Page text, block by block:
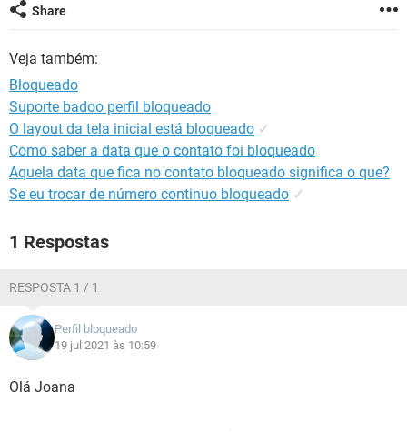
Share
Veja também:
Bloqueado
Suporte badoo perfil bloqueado
O layout da tela inicial está bloqueado ✓
Como saber a data que o contato foi bloqueado
Aquela data que fica no contato bloqueado significa o que?
Se eu trocar de número continuo bloqueado ✓
1 Respostas
RESPOSTA 1 / 1
Perfil bloqueado
19 jul 2021 às 10:59
Olá Joana